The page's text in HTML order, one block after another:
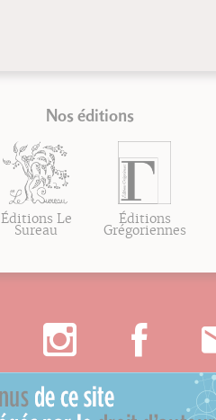
Nos éditions
Éditions Le
Sureau
Éditions
Grégoriennes